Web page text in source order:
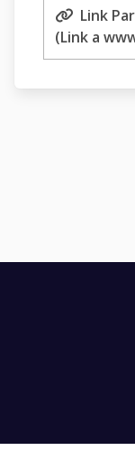
Link
(Link a